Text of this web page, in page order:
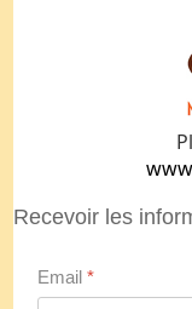
Recevoir les
Email*